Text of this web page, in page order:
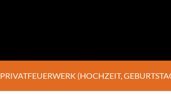
PRIVATFEUERWERK (HOCHZEIT,